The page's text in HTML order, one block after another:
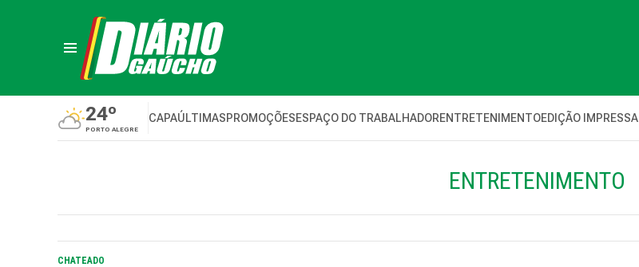
24º
PORTO ALEGRE
CAPAÚLTIMASPROMOÇÕESESPAÇO DO TRABALHADORENTRETENIMENTOEDIÇÃO IMPRESSA
ENTRETENIMENTO
CHATEADO